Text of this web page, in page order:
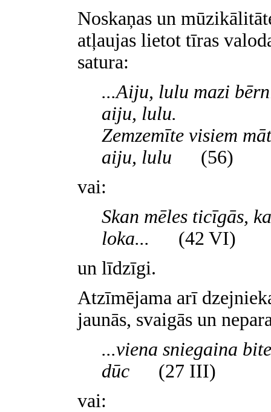
Noskaņas un
atļaujas lietot tīras
satura:
...Aiju, lulu mazi
aiju, lulu.
Zemzemīte visiem
aiju, lulu (56)
vai:
Skan mēles ticīgās,
loka... (42 VI)
un līdzīgi.
Atzīmējama arī
jaunās, svaigās un
...viena sniegaina
dūc (27 III)
vai: